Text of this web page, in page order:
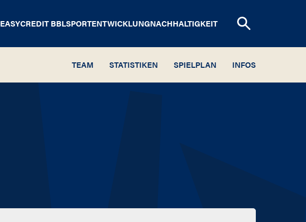
EASYCREDIT BBLSPORTENTWICKLUNGNACHHALTIGKEIT
TEAM STATISTIKEN SPIELPLAN INFOS